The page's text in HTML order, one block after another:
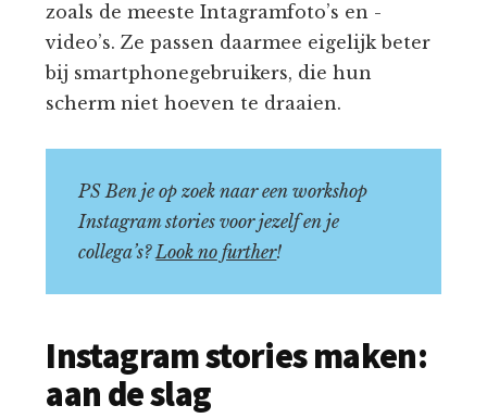
zoals de meeste Intagramfoto’s en -
video’s. Ze passen daarmee eigelijk beter
bij smartphonegebruikers, die hun
scherm niet hoeven te draaien.
PS Ben je op zoek naar een workshop
Instagram stories voor jezelf en je
collega’s?Look no further!
Instagram stories maken:
aan de slag